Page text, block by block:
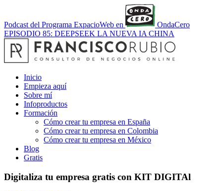
Podcast del Programa ExpacioWeb en
OndaCero
EPISODIO 85: DEEPSEEK LA NUEVA IA CHINA
Inicio
Empieza aquí
Sobre mí
Infoproductos
Formación
Cómo crear tu empresa en España
Cómo crear tu empresa en Colombia
Cómo crear tu empresa en México
Blog
Gratis
Digitaliza tu empresa gratis con KIT DIGITAl